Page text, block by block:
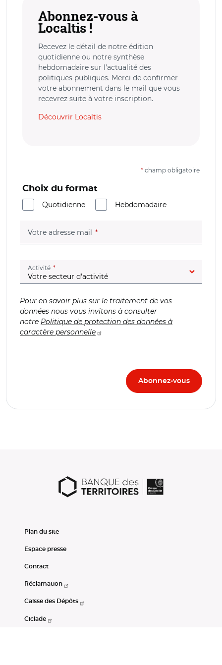
Abonnez-vous à
Localtis !
Recevez le détail de notre édition
quotidienne ou notre synthèse
hebdomadaire sur l’actualité des
politiques publiques. Merci de confirmer
votre abonnement dans le mail que vous
recevrez suite à votre inscription.
Découvrir Localtis
* champ obligatoire
Choix du format
Quotidienne
Hebdomadaire
Votre adresse mail (champ obligatoire)
Activité (champ obligatoire)
Pour en savoir plus sur le traitement de vos
données nous vous invitons à consulter
notre Politique de protection des données à
caractère personnelle
Plan du site
Espace presse
Contact
Réclamation
Caisse des Dépôts
Ciclade